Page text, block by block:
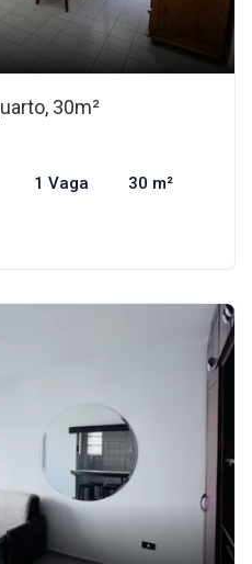
30m²
1 Vaga 30 m²